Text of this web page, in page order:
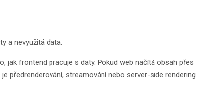
a nevyužitá data.
jak frontend pracuje s daty. Pokud web načítá obsah přes
předrenderování, streamování nebo server-side rendering